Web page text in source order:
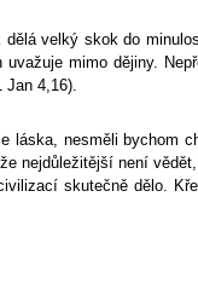
velký skok do
mimo dějiny.
Jan 4,16).
nesměli bychom
nejdůležitější není
skutečně dělo.